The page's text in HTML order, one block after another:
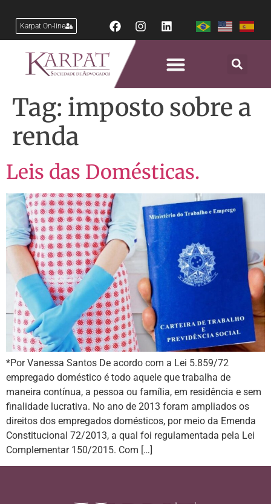
Karpat On-line
Tag: imposto sobre a
renda
Leis das Domésticas.
*Por Vanessa Santos De acordo com a Lei 5.859/72
empregado doméstico é todo aquele que trabalha de
maneira contínua, a pessoa ou família, em residência e sem
finalidade lucrativa. No ano de 2013 foram ampliados os
direitos dos empregados domésticos, por meio da Emenda
Constitucional 72/2013, a qual foi regulamentada pela Lei
Complementar 150/2015. Com […]